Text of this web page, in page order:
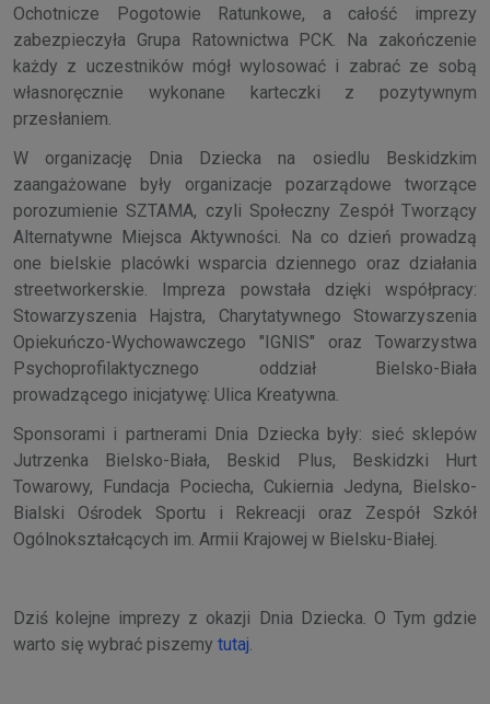
Ochotnicze Pogotowie Ratunkowe, a całość imprezy
zabezpieczyła Grupa Ratownictwa PCK. Na zakończenie
każdy z uczestników mógł wylosować i zabrać ze sobą
własnoręcznie wykonane karteczki z pozytywnym
przesłaniem.
W organizację Dnia Dziecka na osiedlu Beskidzkim
zaangażowane były organizacje pozarządowe tworzące
porozumienie SZTAMA, czyli Społeczny Zespół Tworzący
Alternatywne Miejsca Aktywności. Na co dzień prowadzą
one bielskie placówki wsparcia dziennego oraz działania
streetworkerskie. Impreza powstała dzięki współpracy:
Stowarzyszenia Hajstra, Charytatywnego Stowarzyszenia
Opiekuńczo-Wychowawczego "IGNIS" oraz Towarzystwa
Psychoprofilaktycznego oddział Bielsko-Biała
prowadzącego inicjatywę: Ulica Kreatywna.
Sponsorami i partnerami Dnia Dziecka były: sieć sklepów
Jutrzenka Bielsko-Biała, Beskid Plus, Beskidzki Hurt
Towarowy, Fundacja Pociecha, Cukiernia Jedyna, Bielsko-
Bialski Ośrodek Sportu i Rekreacji oraz Zespół Szkół
Ogólnokształcących im. Armii Krajowej w Bielsku-Białej.
Dziś kolejne imprezy z okazji Dnia Dziecka. O Tym gdzie
warto się wybrać piszemy tutaj.